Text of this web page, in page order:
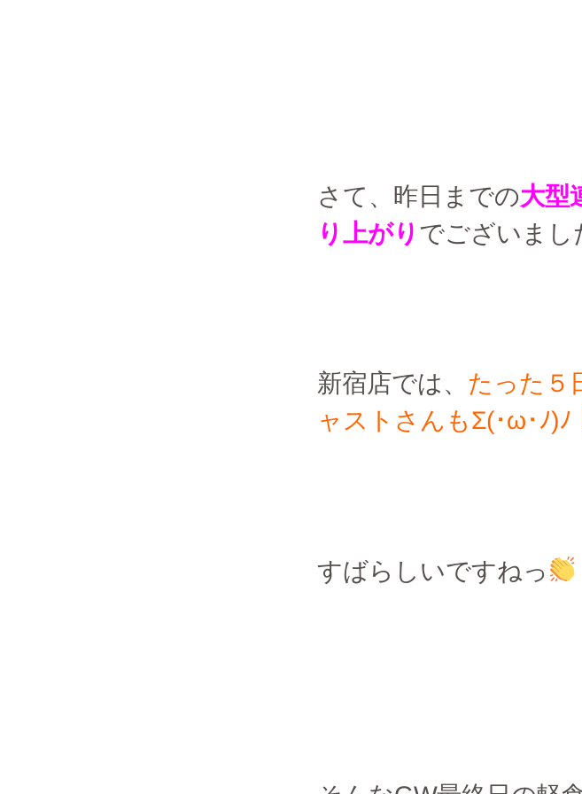
さて、昨日までの大型
り上がり でございまし
新宿店では、 たった５
ャストさんもΣ(･ω･ﾉ)ﾉ
すばらしいですねっ